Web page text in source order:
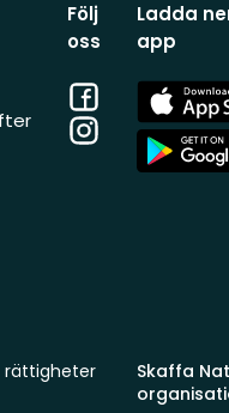
Följ
oss
Facebook
Instagram
Ladda
app
App
Store
App
Store
Skaffa
rättigheter